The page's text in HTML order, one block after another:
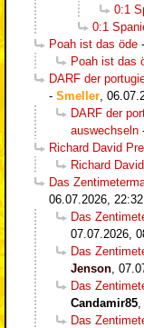
0:1
0:1
Poah ist das öde -
Poah ist das
DARF der
- Smeller
DARF der
auswechseln
Richard David
Richard
Das
06.07.2026, 22:32
Das
07.07.2026,
Das
Jenson
Das
Candamir85
Das